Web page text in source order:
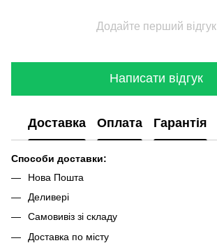
Додайте перший відгук
Написати відгук
Доставка Оплата Гарантія
Способи доставки:
Нова Пошта
Деливері
Самовивіз зі складу
Доставка по місту